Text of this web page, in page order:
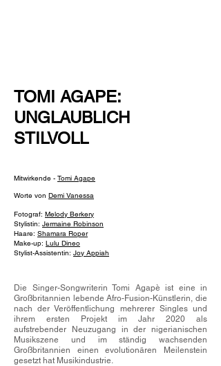
TOMI AGAPE:
UNGLAUBLICH
STILVOLL
Mitwirkende - Tomi Agape
Worte von Demi Vanessa
Fotograf: Melody Berkery
Stylistin: Jermaine Robinson
Haare: Shamara Roper
Make-up: Lulu Dineo
Stylist-Assistentin: Joy Appiah
Die Singer-Songwriterin Tomi Agapè ist eine in
Großbritannien lebende Afro-Fusion-Künstlerin, die
nach der Veröffentlichung mehrerer Singles und
ihrem ersten Projekt im Jahr 2020 als
aufstrebender Neuzugang in der nigerianischen
Musikszene und im ständig wachsenden
Großbritannien einen evolutionären Meilenstein
gesetzt hat Musikindustrie.